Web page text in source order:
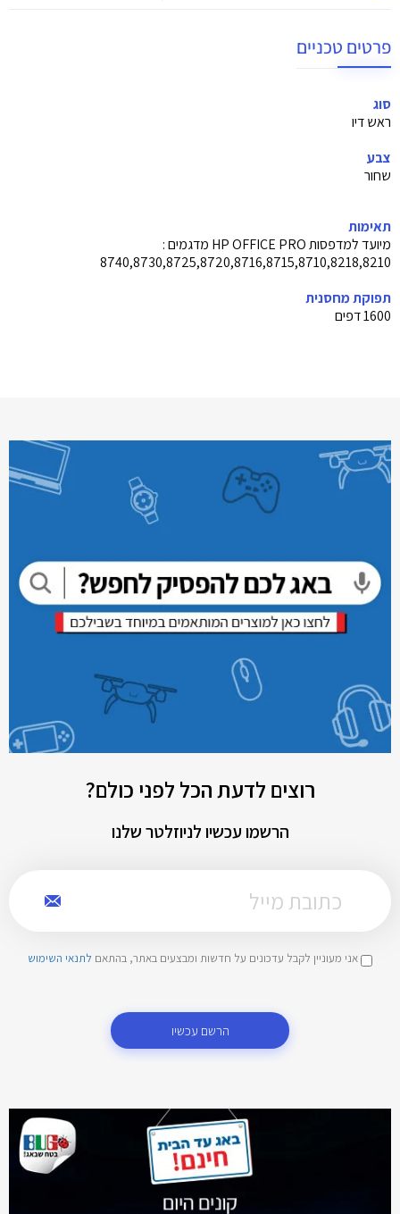
פרטים טכניים
סוג
ראש דיו
צבע
שחור
תאימות
מיועד למדפסות HP OFFICE PRO מדגמים :
8740,8730,8725,8720,8716,8715,8710,8218,8210
תפוקת מחסנית
1600 דפים
רוצים לדעת הכל לפני כולם?
הרשמו עכשיו לניוזלטר שלנו
אני מעוניין לקבל עדכונים על חדשות ומבצעים באתר, בהתאם לתנאי השימוש
הרשם עכשיו